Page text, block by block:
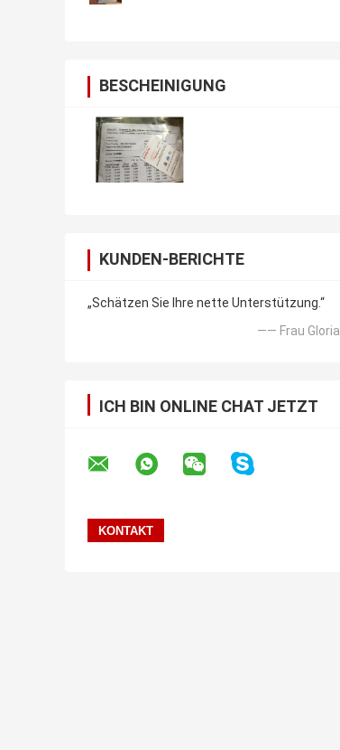
BESCHEINIGUNG
KUNDEN-BERICHTE
„Schätzen Sie Ihre nette Unterstützung.“
—— Frau Gloria
ICH BIN ONLINE CHAT JETZT